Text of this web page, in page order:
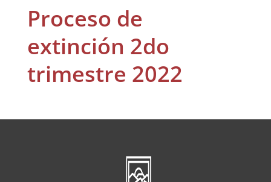
Proceso de
extinción 2do
trimestre 2022